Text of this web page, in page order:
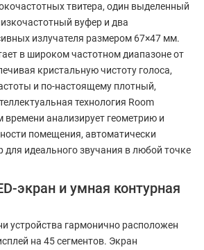
твитера, один выделенный
вуфер и два
излучателя размером 67×47 мм.
в широком частотном диапазоне от
кристальную чистоту голоса,
и по-настоящему плотный,
технология Room
времени анализирует геометрию и
помещения, автоматически
для идеального звучания в любой точке
экран и умная контурная
устройства гармонично расположен
на 45 сегментов. Экран